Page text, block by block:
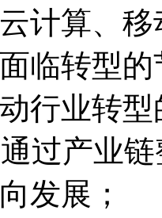
计算、
临转型
行业转
过产业
发展；